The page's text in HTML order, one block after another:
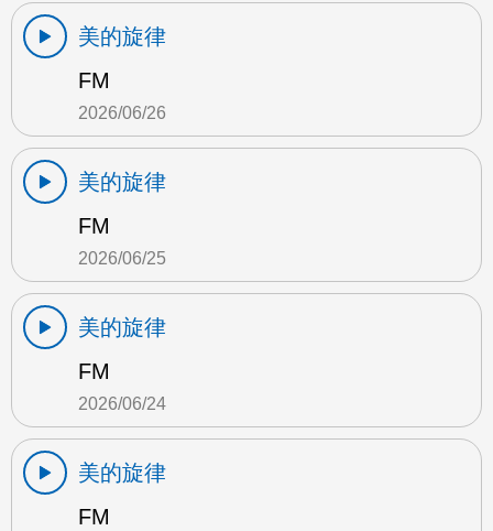
美的旋律
FM
2026/06/26
美的旋律
FM
2026/06/25
美的旋律
FM
2026/06/24
美的旋律
FM